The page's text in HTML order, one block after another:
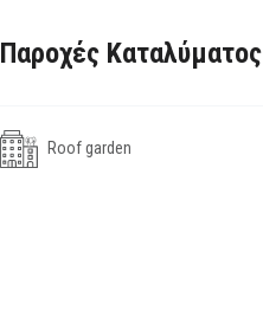
Παροχές Καταλύματος
Roof garden